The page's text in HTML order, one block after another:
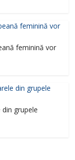
feminină vor
grupele